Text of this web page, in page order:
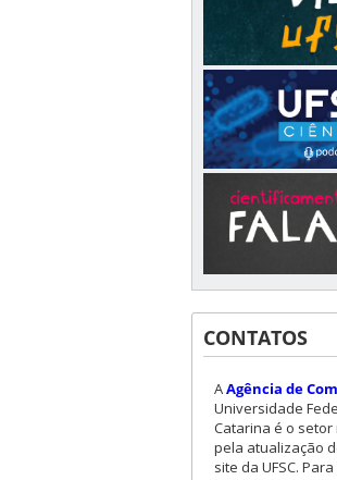
CONTATOS
AAgência de
Universidade
Catarina é o
pela atualização
site da UFSC.